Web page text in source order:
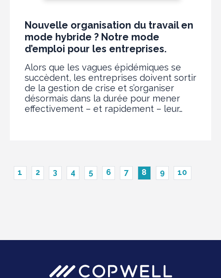
Nouvelle organisation du travail en
mode hybride ? Notre mode
d’emploi pour les entreprises.
Alors que les vagues épidémiques se
succèdent, les entreprises doivent sortir
de la gestion de crise et s’organiser
désormais dans la durée pour mener
effectivement – et rapidement – leur…
1 2 3 4 5 6 7 8 9 10